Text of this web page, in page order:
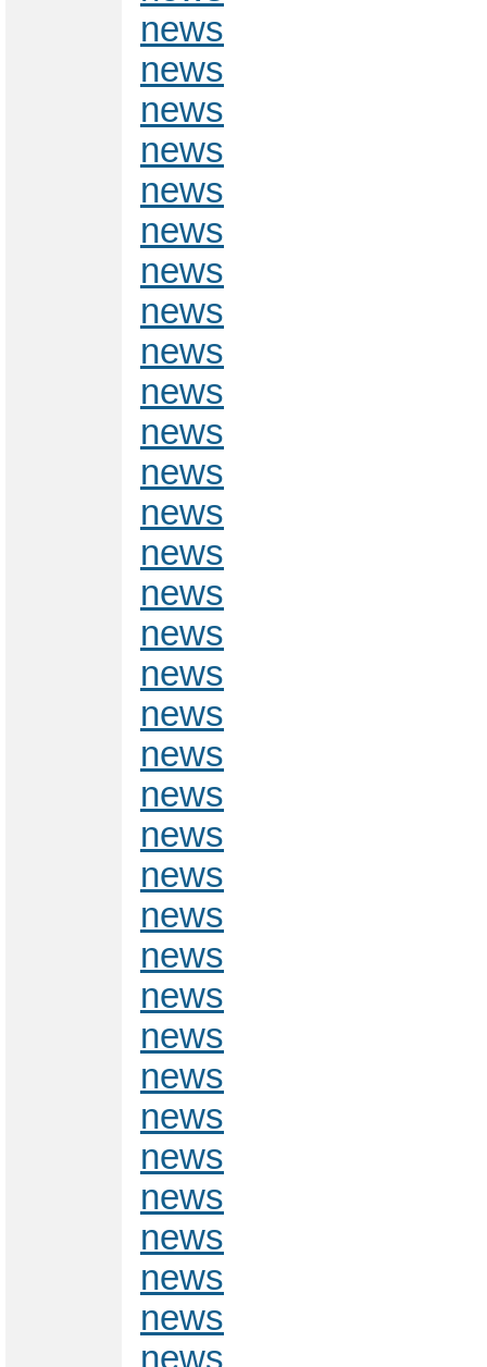
news
news
news
news
news
news
news
news
news
news
news
news
news
news
news
news
news
news
news
news
news
news
news
news
news
news
news
news
news
news
news
news
news
news